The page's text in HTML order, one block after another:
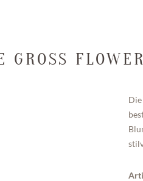
GROSS